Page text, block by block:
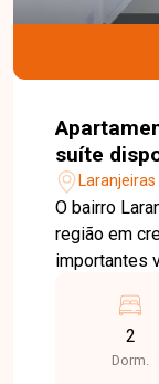
suíte
O bairro
região em
importantes
por sala em
planejados
2
Dorm.